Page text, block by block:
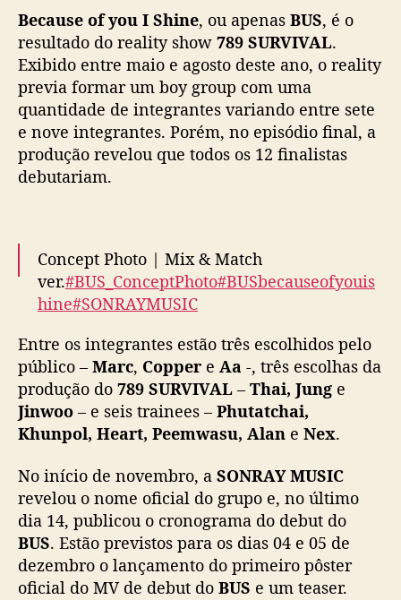
p
d
a
S
O
N
I
Because of you I Shine, ou apenas BUS, é o
resultado do reality show 789 SURVIVAL.
Exibido entre maio e agosto deste ano, o reality
previa formar um boy group com uma
quantidade de integrantes variando entre sete
e nove integrantes. Porém, no episódio final, a
produção revelou que todos os 12 finalistas
debutariam.
Concept Photo | Mix & Match
ver.#BUS_ConceptPhoto#BUSbecauseofyouis
hine#SONRAYMUSIC
— BUS because of you i shine
(@BUS_SONRAY)November 20, 2023
Entre os integrantes estão três escolhidos pelo
público – Marc, Copper e Aa -, três escolhas da
produção do 789 SURVIVAL – Thai, Jung e
Jinwoo – e seis trainees – Phutatchai,
Khunpol, Heart, Peemwasu, Alan e Nex.
No início de novembro, a SONRAY MUSIC
revelou o nome oficial do grupo e, no último
dia 14, publicou o cronograma do debut do
BUS. Estão previstos para os dias 04 e 05 de
dezembro o lançamento do primeiro pôster
oficial do MV de debut do BUS e um teaser.